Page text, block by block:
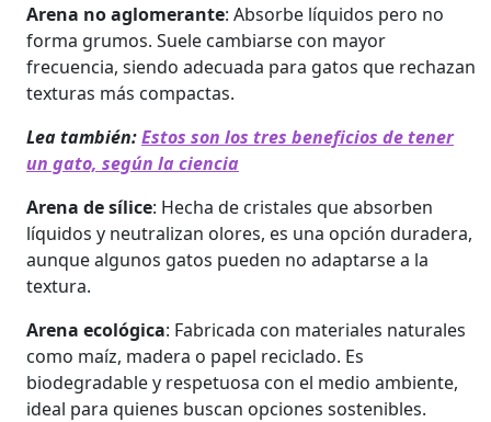
Arena no aglomerante: Absorbe líquidos pero no
forma grumos. Suele cambiarse con mayor
frecuencia, siendo adecuada para gatos que rechazan
texturas más compactas.
Lea también:Estos son los tres beneficios de tener
un gato, según la ciencia
Arena de sílice: Hecha de cristales que absorben
líquidos y neutralizan olores, es una opción duradera,
aunque algunos gatos pueden no adaptarse a la
textura.
Arena ecológica: Fabricada con materiales naturales
como maíz, madera o papel reciclado. Es
biodegradable y respetuosa con el medio ambiente,
ideal para quienes buscan opciones sostenibles.